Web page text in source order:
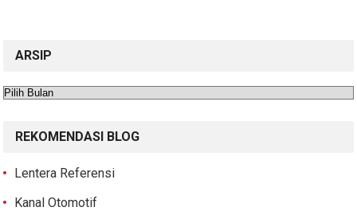
ARSIP
Arsip
REKOMENDASI BLOG
Lentera Referensi
Kanal Otomotif